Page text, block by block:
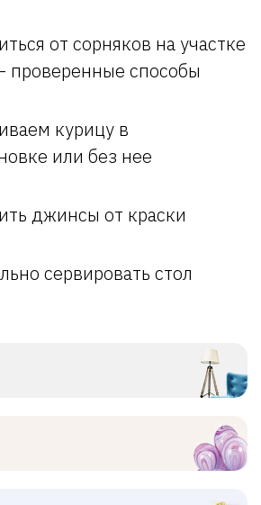
от сорняков на участке
проверенные способы
курицу в
или без нее
джинсы от краски
сервировать стол